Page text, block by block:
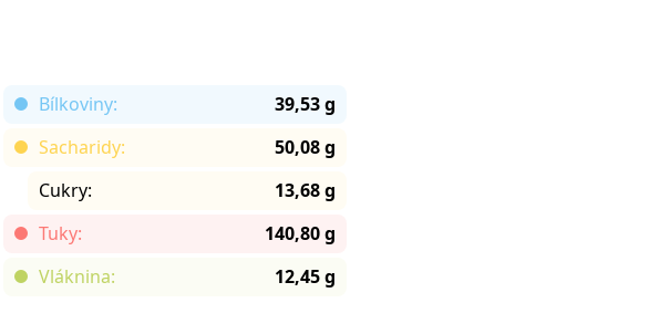
Bílkoviny:
39,53 g
Sacharidy:
50,08 g
Cukry:
13,68 g
Tuky:
140,80 g
Vláknina:
12,45 g